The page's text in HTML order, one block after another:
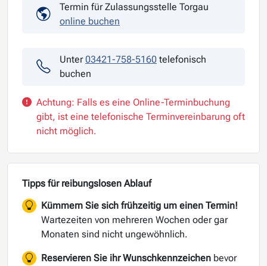
Termin für Zulassungsstelle Torgau
online buchen
Unter03421-758-5160 telefonisch
buchen
Achtung: Falls es eine Online-Terminbuchung
gibt, ist eine telefonische Terminvereinbarung oft
nicht möglich.
Tipps für reibungslosen Ablauf
Kümmern Sie sich frühzeitig um einen Termin!
Wartezeiten von mehreren Wochen oder gar
Monaten sind nicht ungewöhnlich.
Reservieren Sie ihr Wunschkennzeichen bevor